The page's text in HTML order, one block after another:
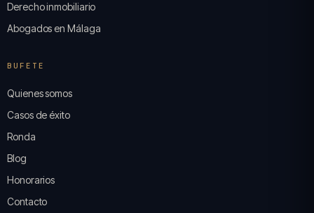
Derecho inmobiliario
Abogados en Málaga
BUFETE
Quienes somos
Casos de éxito
Ronda
Blog
Honorarios
Contacto